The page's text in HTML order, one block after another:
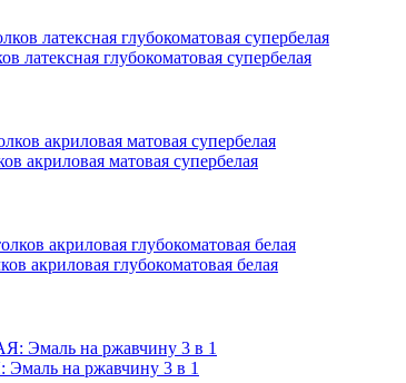
латексная глубокоматовая супербелая
акриловая матовая супербелая
акриловая глубокоматовая белая
на ржавчину 3 в 1